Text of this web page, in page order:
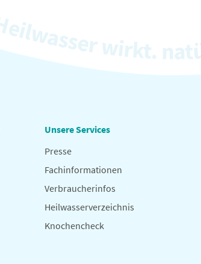
Unsere Services
Presse
Fachinformationen
Verbraucherinfos
Heilwasserverzeichnis
Knochencheck